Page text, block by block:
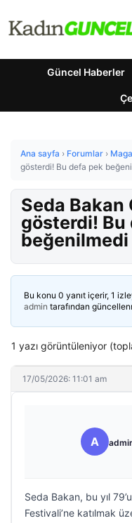
Güncel Haberler
Ana sayfa › Forumlar ›
gösterdi! Bu defa pek
Seda Bakan
gösterdi! Bu
beğenilmedi
Bu konu 0 yanıt içerir, 1
admin tarafından
1 yazı görüntüleniyor
17/05/2026: 11:01 am
A
Seda Bakan, bu yıl
Festivali’ne katılmak